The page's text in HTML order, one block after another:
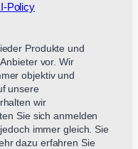
Policy
Produkte und
vor. Wir
objektiv und
unsere
wir
Sie sich anmelden
immer gleich. Sie
dazu erfahren Sie